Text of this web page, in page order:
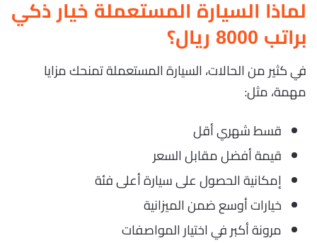
لماذا السيارة المستعملة خيار ذكي
براتب 8000 ريال؟
في كثير من الحالات، السيارة المستعملة تمنحك مزايا
مهمة، مثل:
قسط شهري أقل
قيمة أفضل مقابل السعر
إمكانية الحصول على سيارة أعلى فئة
خيارات أوسع ضمن الميزانية
مرونة أكبر في اختيار المواصفات